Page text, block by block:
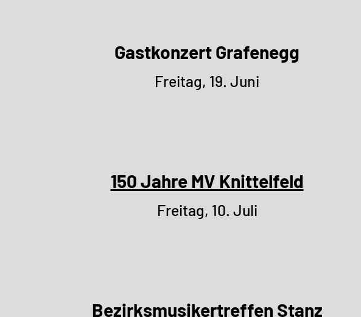
Gastkonzert Grafenegg
Freitag, 19. Juni
150 Jahre MV Knittelfeld
Freitag, 10. Juli
Bezirksmusikertreffen Stanz